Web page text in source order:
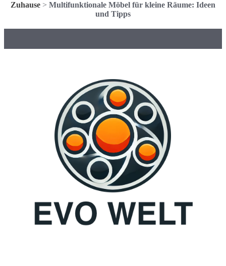
Zuhause > Multifunktionale Möbel für kleine Räume: Ideen
und Tipps